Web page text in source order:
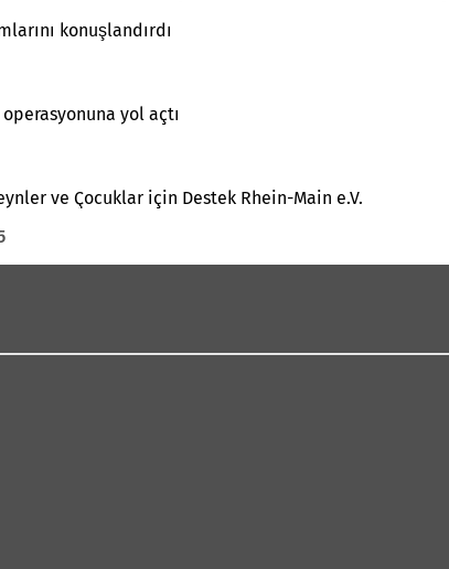
konuşlandırdı
yol açtı
ve Çocuklar için Destek Rhein-Main e.V.